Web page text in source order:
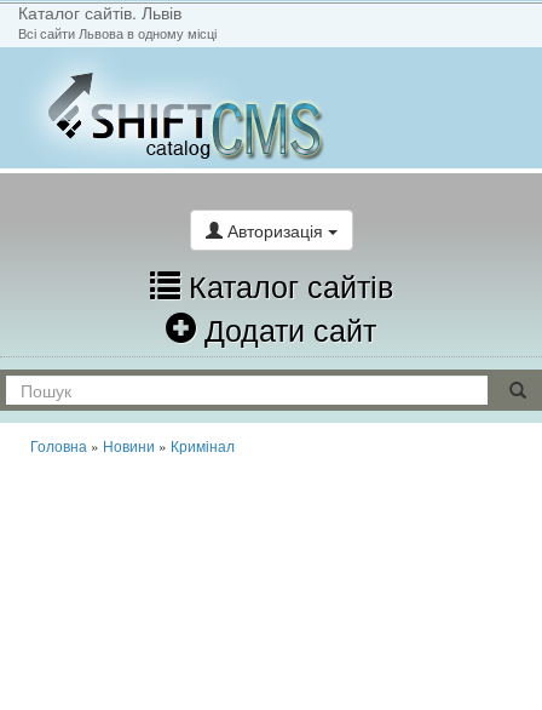
Каталог сайтів. Львів
Всі сайти Львова в одному місці
Авторизація
Каталог сайтів
Додати сайт
Головна » Новини » Кримінал